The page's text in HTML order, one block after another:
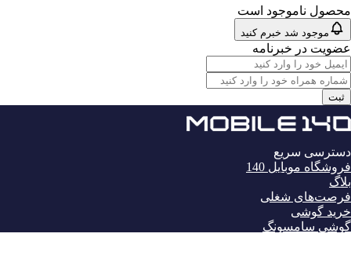
محصول ناموجود است
موجود شد خبرم کنید
عضویت در خبرنامه
ثبت
دسترسی سریع
فروشگاه موبایل 140
بلاگ
فرصت‌های شغلی
خرید گوشی
گوشی سامسونگ